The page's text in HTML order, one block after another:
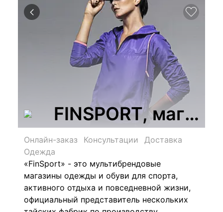
FINSPORT,
Онлайн-заказ Консультации
Доставка
Одежда
«FinSport» - это мультибрендовые
магазины одежды и обуви для спорта,
активного отдыха и повседневной жизни,
официальный представитель нескольких